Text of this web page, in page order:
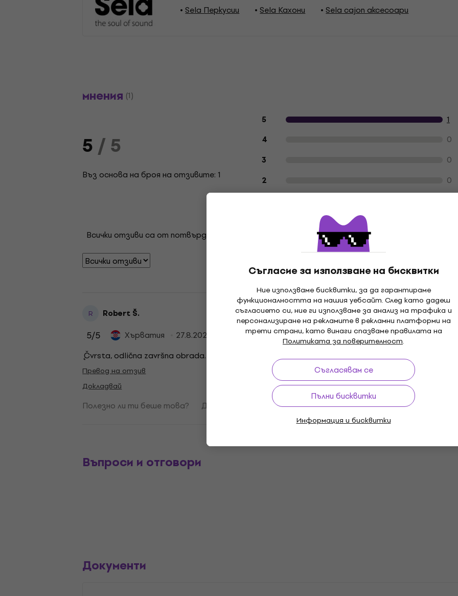
Съгласие за използване на бисквитки
Ние използваме бисквитки, за да гарантираме
функционалността на нашия уебсайт. След като дадеш
съгласието си, ние ги използваме за анализ на трафика и
персонализиране на рекламите в рекламни платформи на
трети страни, като винаги спазваме правилата на
Политиката за поверителност.
Съгласявам се
Пълни бисквитки
Информация и бисквитки
Sela Перкусии Sela Кахони Sela cajon аксесоари
мнения (1)
5/ 5
Въз основа на броя на отзивите: 1
Отзиви на клиенти за продукта
5 1
4 0
3 0
2 0
Всички отзиви са от потвърдени клиенти, които са закупили продукт от нас в миналото.
R Robert Š.
5/5 Хърватия
27.8.2024
˛Čvrsta, odlična završna obrada.
Превод на отзив
Докладвай
Полезно ли ти беше това? Да
Въпроси и отговори
Документи